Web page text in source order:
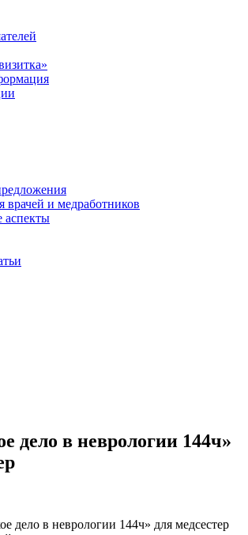
врачей и медработников
аспекты
дело в неврологии 144ч»